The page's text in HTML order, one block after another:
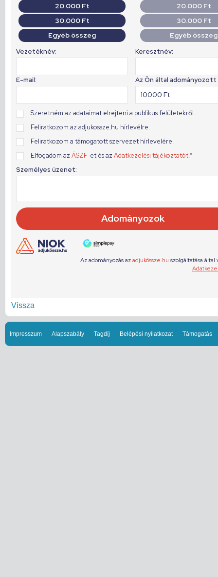
Vissza
Impresszum Alapszabály Tagdíj Belépési nyilatkozat Támogatás